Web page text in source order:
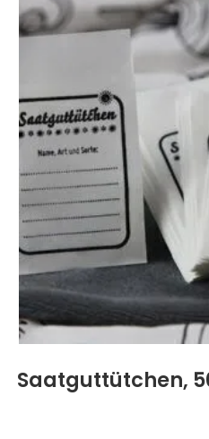
Saatguttütchen,